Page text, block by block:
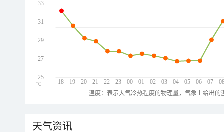
18 19 20 21 22 23 00 01 02 03 04 05 06 07
33
31
29
27
25
℃
温度：表示大气冷热程度的物理量，气象上给出
天气资讯